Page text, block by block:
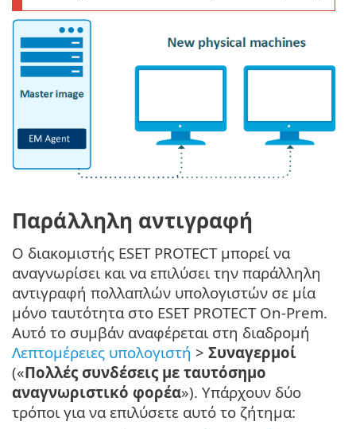
Παράλληλη αντιγραφή
Ο διακομιστής ESET PROTECT μπορεί να
αναγνωρίσει και να επιλύσει την παράλληλη
αντιγραφή πολλαπλών υπολογιστών σε μία
μόνο ταυτότητα στο ESET PROTECT On-Prem.
Αυτό το συμβάν αναφέρεται στη διαδρομή
Λεπτομέρειες υπολογιστή > Συναγερμοί
(«Πολλές συνδέσεις με ταυτόσημο
αναγνωριστικό φορέα»). Υπάρχουν δύο
τρόποι για να επιλύσετε αυτό το ζήτημα: